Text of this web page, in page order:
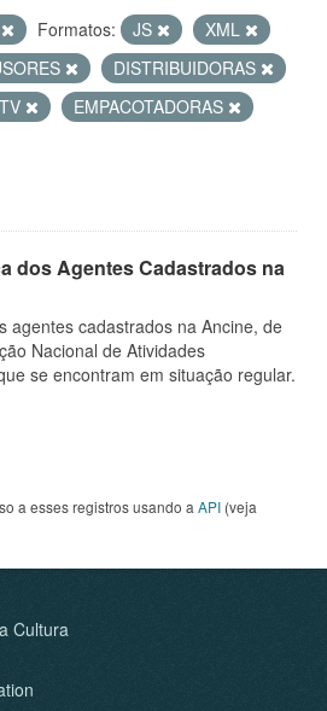
Formatos: JS
XML
DISTRIBUIDORAS
TV
EMPACOTADORAS
dos Agentes Cadastrados na
agentes cadastrados na Ancine, de
Nacional de Atividades
se encontram em situação regular.
a esses registros usando a API (veja
Cultura